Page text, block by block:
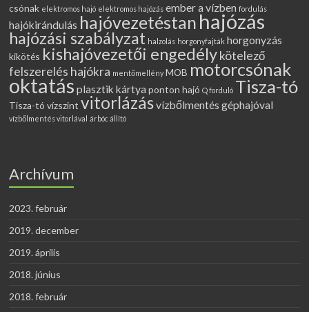
csónak elektromos hajó elektromos hajózás ember a vízben fordulás
hajókirándulás hajóvezetéstan hajózás
hajózási szabályzat halzolás horgonyfajták horgonyzás
kikötés kishajóvezetői engedélykötelező
felszerelés hajókra mentőmellény MOB motorcsónak
oktatás plasztik kártya ponton hajó Q forduló Tisza-tó
Tisza-tó vízszint vitorlázásvízbőlmentés géphajóval
vízbőlmentés vitorlával árbóc állító
Archívum
2023. február
2019. december
2019. április
2018. június
2018. február